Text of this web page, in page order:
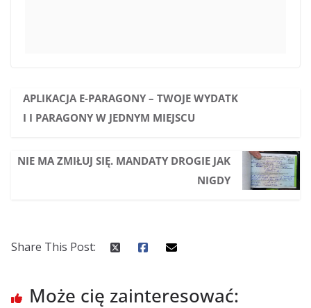
APLIKACJA E-PARAGONY – TWOJE WYDATK
I I PARAGONY W JEDNYM MIEJSCU
NIE MA ZMIŁUJ SIĘ. MANDATY DROGIE JAK
NIGDY
Share This Post:
Może cię zainteresować: